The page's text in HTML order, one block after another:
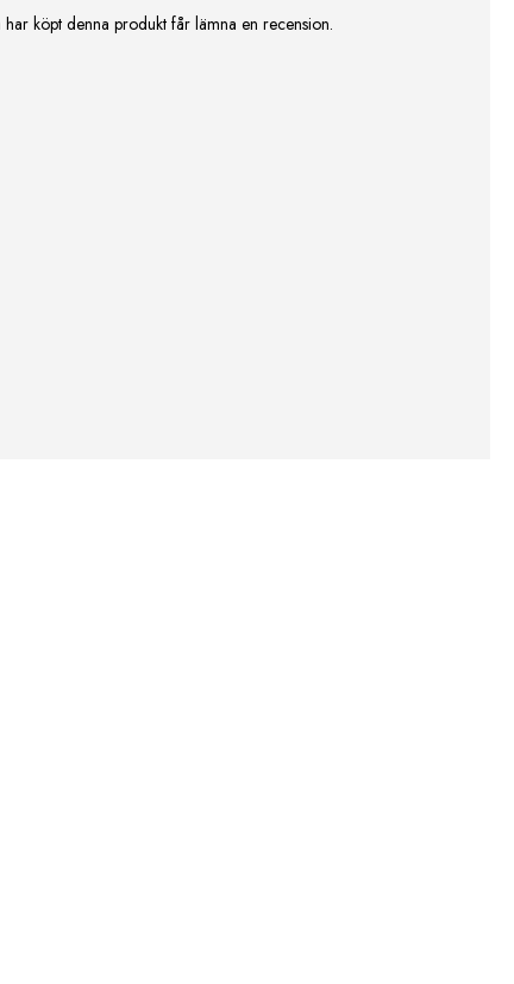
köpt denna produkt får lämna en recension.